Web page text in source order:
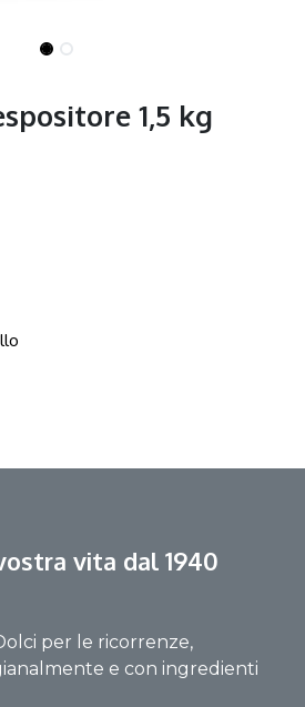
1,5 kg
vita dal 1940
per le ricorrenze,
e con ingredienti